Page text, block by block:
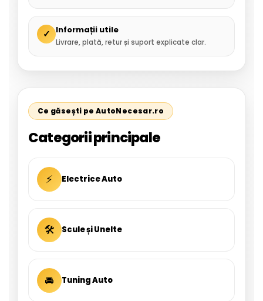
✓ Informații utile
Livrare, plată, retur și suport explicate clar.
Ce găsești pe AutoNecesar.ro
Categorii principale
⚡ Electrice Auto
🛠 Scule și Unelte
🚘 Tuning Auto